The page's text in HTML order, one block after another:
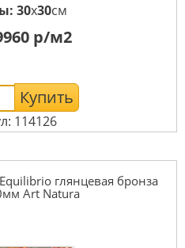
30x30см
р/м2
Купить
114126
глянцевая бронза
Art Natura